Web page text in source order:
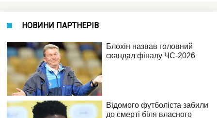
НОВИНИ ПАРТНЕРІВ